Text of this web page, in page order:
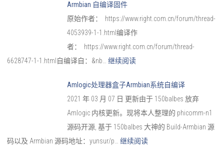
Armbian 自编译固件
原始作者： https://www.right.com.cn/forum/thread-
4053939-1-1.html编译作
者： https://www.right.com.cn/forum/thread-
6628747-1-1.html自编译自：&nb… 继续阅读
Amlogic处理器盒子Armbian系统自编译
2021 年 03 月 07 日 更新由于 150balbes 放弃
Amlogic 内核更新。现将本人整理的 phicomm-n1
源码开源, 基于 150balbes 大神的 Build-Armbian 源
码以及 Armbian 源码地址：yunsur/p… 继续阅读